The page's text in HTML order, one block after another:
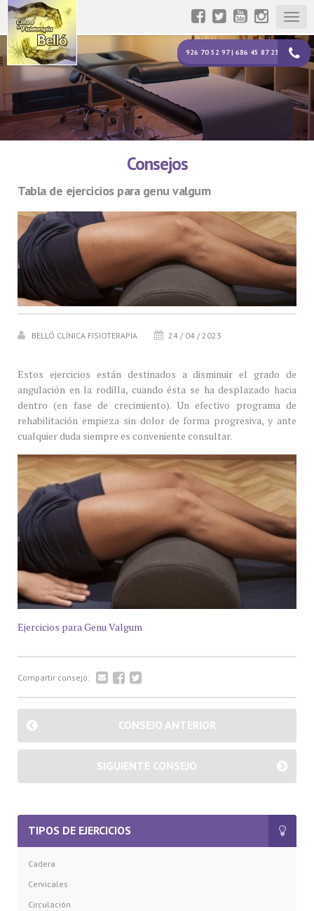
926 70 52 97 | 686 45 87 23
Consejos
Tabla de ejercicios para genu valgum
BELLÓ CLÍNICA FISIOTERAPIA 24 / 04 / 2023
Estos ejercicios están destinados a disminuir el grado de
angulación en la rodilla, cuando ésta se ha desplazado hacia
dentro (en fase de crecimiento). Un efectivo programa de
rehabilitación empieza sin dolor de forma progresiva, y ante
cualquier duda siempre es conveniente consultar.
Ejercicios para Genu Valgum
Compartir consejo:
CONSEJO ANTERIOR
SIGUIENTE CONSEJO
TIPOS DE EJERCICIOS
Cadera
Cervicales
Circulación